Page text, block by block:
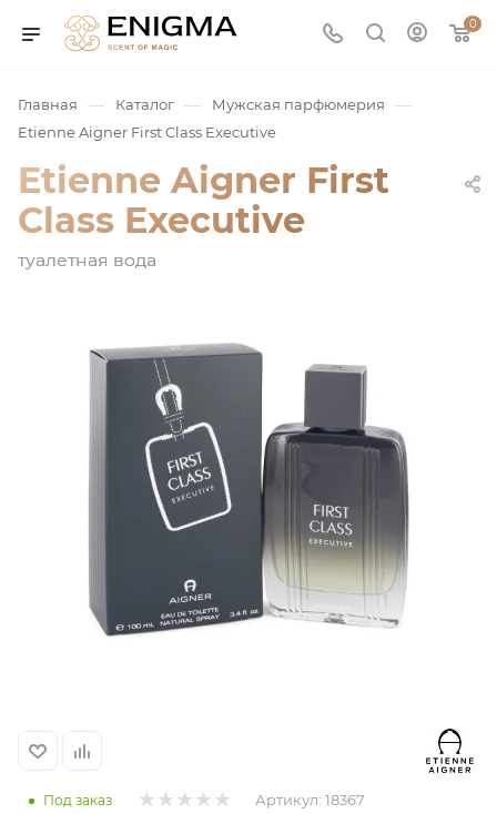
0
Арабская
Главная — Каталог — Мужская парфюмерия —
Etienne Aigner First Class Executive
Etienne Aigner First
Class Executive
туалетная вода
Под заказ Артикул: 18367